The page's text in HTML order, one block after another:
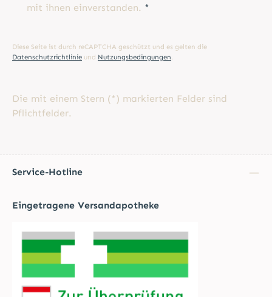
mit ihnen einverstanden. *
Diese Seite ist durch reCAPTCHA geschützt und es gelten die
Datenschutzrichtlinie und Nutzungsbedingungen.
Die mit einem Stern (*) markierten Felder sind
Pflichtfelder.
Service-Hotline
Eingetragene Versandapotheke